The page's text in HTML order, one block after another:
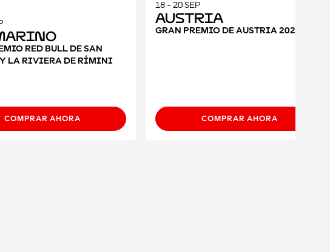
RED BULL DE SAN
LA RIVIERA DE RÍMINI
COMPRAR AHORA
18 - 20 SEP
Austria
GRAN PREMIO DE AUSTRIA 2026
COMPRAR AHORA